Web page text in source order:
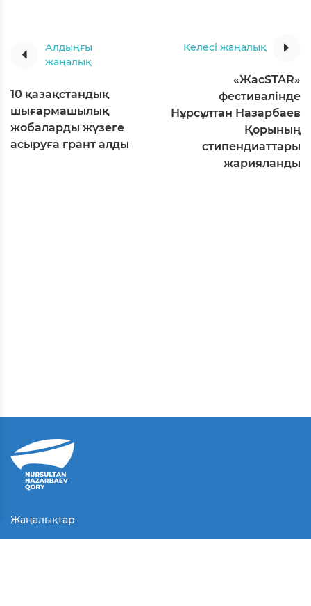
Алдыңғы
жаңалық
10 қазақстандық
шығармашылық
жобаларды жүзеге
асыруға грант алды
Келесі жаңалық
«ЖасSTAR»
фестивалінде
Нұрсұлтан Назарбаев
Қорының
стипендиаттары
жарияланды
Жаңалықтар